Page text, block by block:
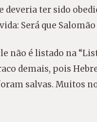
deveria ter sido
Será que
não é listado na
demais, pois
salvas. Muitos